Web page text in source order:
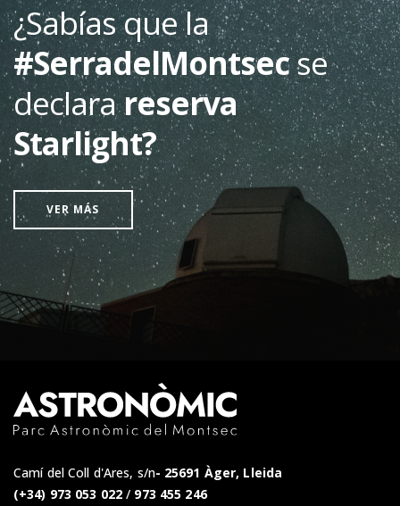
¿Sabías que la
#SerradelMontsecse
declarareserva
Starlight?
VER MÁS
Camí del Coll d'Ares, s/n 25691 Àger, Lleida
(+34) 973 053 022 / 973 455 246